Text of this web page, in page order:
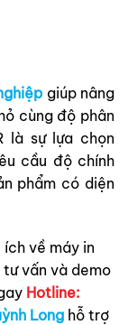
giúp nâng
cùng độ phân
là sự lựa chọn
cầu độ chính
phẩm có diện
về máy in
vấn và demo
Hotline:
Long hỗ trợ